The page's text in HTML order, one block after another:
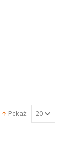
Pokaż: